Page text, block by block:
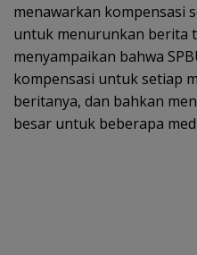
menawarkan kompensasi
untuk menurunkan berita
menyampaikan bahwa
kompensasi untuk setiap
beritanya, dan bahkan
besar untuk beberapa